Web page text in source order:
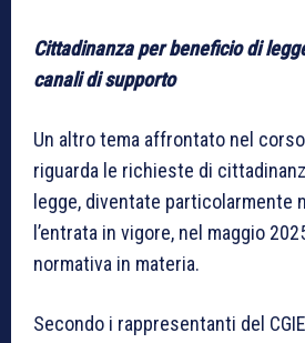
Cittadinanza per beneficio di
canali di supporto
Un altro tema affrontato nel
riguarda le richieste di
legge, diventate particolarmente
l’entrata in vigore, nel maggio
normativa in materia.
Secondo i rappresentanti del